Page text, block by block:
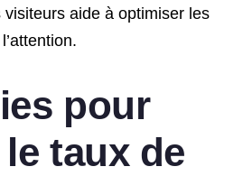
aide à optimiser les
pour
taux de